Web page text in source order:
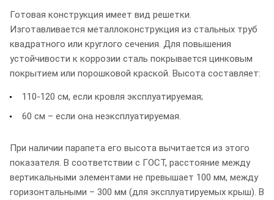
Готовая конструкция имеет вид решетки.
Изготавливается металлоконструкция из стальных труб
квадратного или круглого сечения. Для повышения
устойчивости к коррозии сталь покрывается цинковым
покрытием или порошковой краской. Высота составляет:
110-120 см, если кровля эксплуатируемая;
60 см – если она неэксплуатируемая.
При наличии парапета его высота вычитается из этого
показателя. В соответствии с ГОСТ, расстояние между
вертикальными элементами не превышает 100 мм, между
горизонтальными – 300 мм (для эксплуатируемых крыш). В